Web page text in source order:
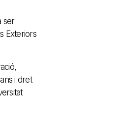
ser
Exteriors
i dret